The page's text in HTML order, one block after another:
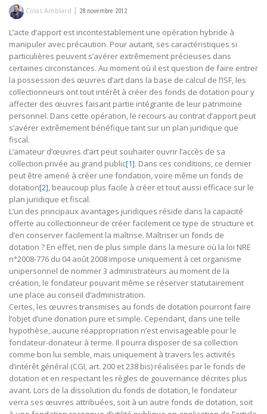
Colas Amblard | 28 novembre 2012
L’acte d’apport est incontestablement une opération hybride à
manipuler avec précaution. Pour autant, ses caractéristiques si
particulières peuvent s’avérer extrêmement précieuses dans
certaines circonstances. Au moment où il est question de faire entrer
la possession des œuvres d’art dans la base de calcul de l’ISF, les
collectionneurs ont tout intérêt à créer des fonds de dotation pour y
affecter des œuvres faisant partie intégrante de leur patrimoine
personnel. Dans cette opération, le recours au contrat d’apport peut
s’avérer extrêmement bénéfique tant sur un plan juridique que
fiscal.
L’amateur d’œuvres d’art peut souhaiter ouvrir l’accès de sa
collection privée au grand public[1]. Dans ces conditions, ce dernier
peut être amené à créer une fondation, voire même un fonds de
dotation[2], beaucoup plus facile à créer et tout aussi efficace sur le
plan juridique et fiscal.
L’un des principaux avantages juridiques réside dans la capacité
offerte au collectionneur de créer facilement ce type de structure et
d’en conserver facilement la maîtrise. Maîtriser un fonds de
dotation ? En effet, rien de plus simple dans la mesure où la loi NRE
n°2008-776 du 04 août 2008 impose uniquement à cet organisme
unipersonnel de nommer 3 administrateurs au moment de la
création, le fondateur pouvant même se réserver statutairement
une place au conseil d’administration.
Certes, les œuvres transmises au fonds de dotation pourront faire
l’objet d’une donation pure et simple. Cependant, dans une telle
hypothèse, aucune réappropriation n’est envisageable pour le
fondateur-donateur à terme. Il pourra disposer de sa collection
comme bon lui semble, mais uniquement à travers les activités
d’intérêt général (CGI, art. 200 et 238 bis) réalisées par le fonds de
dotation et en respectant les règles de gouvernance décrites plus
avant. Lors de la dissolution du fonds de dotation, le fondateur
verra ses œuvres attribuées, soit à un autre fonds de dotation, soit